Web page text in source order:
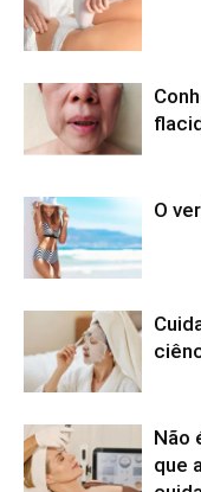
O
Não
que